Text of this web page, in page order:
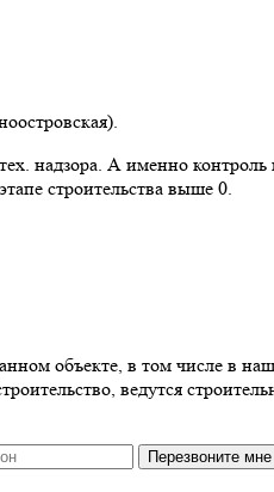
надзора. А именно
строительства выше 0.
объекте, в том числе в
ведутся
Перезвоните мне